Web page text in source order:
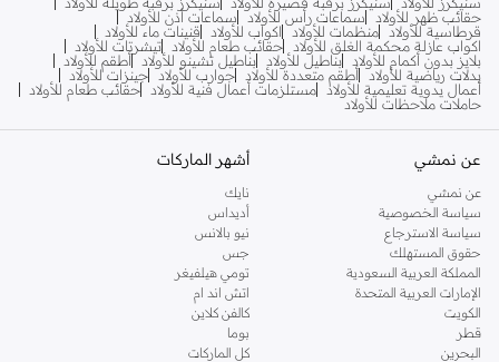
حقائب ظهر للأولاد
سماعات رأس للأولاد
سماعات أذن للأولاد
قرطاسية للأولاد منظمات للأولاد اكواب للأولاد
قنينات ماء للأولاد
اكواب عازلة محكمة الغلق للأولاد
حقائب طعام للأولاد
تيشرتات للأولاد
بلايز بدون أكمام للأولاد
بناطيل للأولاد بناطيل تشينو للأولاد
أطقم للأولاد
بدلات رياضية للأولاد أطقم متعددة للأولاد جوارب للأولاد جينزات للأولاد
أعمال يدوية تعليمية للأولاد
مستلزمات أعمال فنية للأولاد
حقائب طعام للأولاد
حاملات ملاحظات للأولاد
عن نمشي
عن نمشي
سياسة الخصوصية
سياسة الاسترجاع
حقوق المستهلك
المملكة العربية السعودية
الإمارات العربية المتحدة
الكويت
قطر
البحرين
أشهر الماركات
نايك
أديداس
نيو بالانس
جس
تومي هيلفيغر
اتش اند ام
كالفن كلاين
بوما
كل الماركات